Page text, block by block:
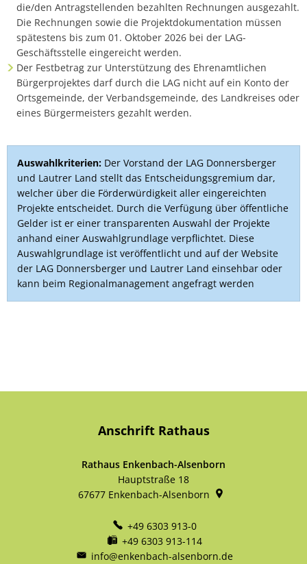
die/den Antragstellenden bezahlten Rechnungen ausgezahlt.
Die Rechnungen sowie die Projektdokumentation müssen
spätestens bis zum 01. Oktober 2026 bei der LAG-
Geschäftsstelle eingereicht werden.
Der Festbetrag zur Unterstützung des Ehrenamtlichen
Bürgerprojektes darf durch die LAG nicht auf ein Konto der
Ortsgemeinde, der Verbandsgemeinde, des Landkreises oder
eines Bürgermeisters gezahlt werden.
Auswahlkriterien: Der Vorstand der LAG Donnersberger
und Lautrer Land stellt das Entscheidungsgremium dar,
welcher über die Förderwürdigkeit aller eingereichten
Projekte entscheidet. Durch die Verfügung über öffentliche
Gelder ist er einer transparenten Auswahl der Projekte
anhand einer Auswahlgrundlage verpflichtet. Diese
Auswahlgrundlage ist veröffentlicht und auf der Website
der LAG Donnersberger und Lautrer Land einsehbar oder
kann beim Regionalmanagement angefragt werden
Anschrift Rathaus
Rathaus Enkenbach-Alsenborn
Hauptstraße 18
67677 Enkenbach-Alsenborn
+49 6303 913-0
+49 6303 913-114
info@enkenbach-alsenborn.de